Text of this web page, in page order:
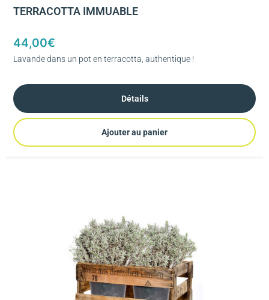
TERRACOTTA IMMUABLE
44,00€
Lavande dans un pot en terracotta, authentique !
Détails
Ajouter au panier